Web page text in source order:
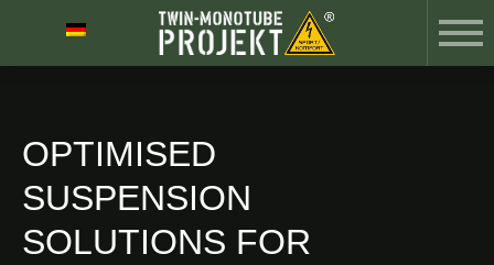
OPTIMISED
SUSPENSION
SOLUTIONS FOR